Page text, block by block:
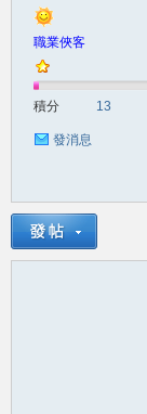
大
職業俠客
積分 13
發消息